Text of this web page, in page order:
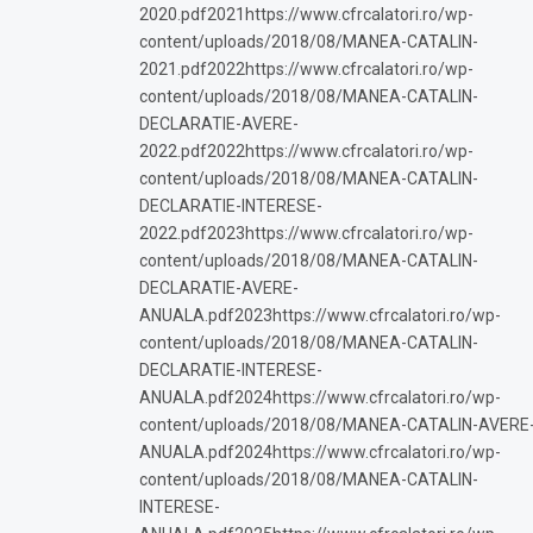
2020.pdf2021https://www.cfrcalatori.ro/wp-
content/uploads/2018/08/MANEA-CATALIN-
2021.pdf2022https://www.cfrcalatori.ro/wp-
content/uploads/2018/08/MANEA-CATALIN-
DECLARATIE-AVERE-
2022.pdf2022https://www.cfrcalatori.ro/wp-
content/uploads/2018/08/MANEA-CATALIN-
DECLARATIE-INTERESE-
2022.pdf2023https://www.cfrcalatori.ro/wp-
content/uploads/2018/08/MANEA-CATALIN-
DECLARATIE-AVERE-
ANUALA.pdf2023https://www.cfrcalatori.ro/wp-
content/uploads/2018/08/MANEA-CATALIN-
DECLARATIE-INTERESE-
ANUALA.pdf2024https://www.cfrcalatori.ro/wp-
content/uploads/2018/08/MANEA-CATALIN-
ANUALA.pdf2024https://www.cfrcalatori.ro/wp-
content/uploads/2018/08/MANEA-CATALIN-
INTERESE-